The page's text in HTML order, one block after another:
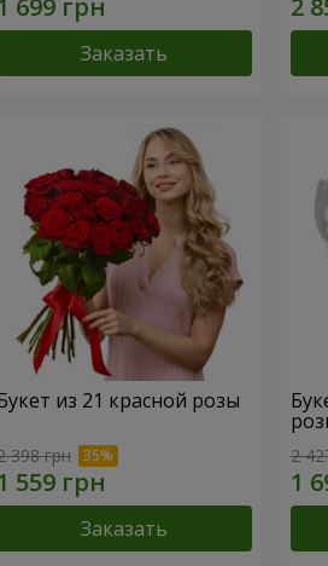
Заказать
из 21 красной розы
398 грн
Заказать
2